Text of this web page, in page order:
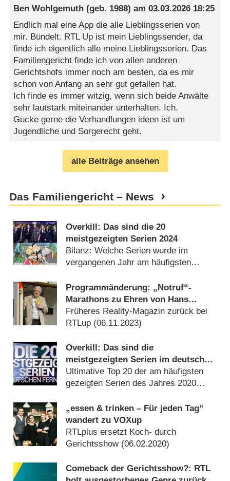
Ben Wohlgemuth (geb. 1988) am03.03.2026 18:25
Endlich mal eine App die alle Lieblingsserien von
mir. Bündelt. RTL Up ist mein Lieblingssender, da
finde ich eigentlich alle meine Lieblingsserien. Das
Familiengericht finde ich von allen anderen
Gerichtshofs immer noch am besten, da es mir
schon von Anfang an sehr gut gefallen hat.
Ich finde es immer witzig, wenn sich beide Anwälte
sehr lautstark miteinander unterhalten. Ich.
Gucke gerne die Verhandlungen ideen ist um
Jugendliche und Sorgerecht geht.
alle Beiträge ansehen
Das Familiengericht – News
Overkill: Das sind die 20
meistgezeigten Serien 2024
Bilanz: Welche Serien wurde im
vergangenen Jahr am häufigsten
Programmänderung: „Notruf“-
Marathons zu Ehren von Hans
Meiser
Früheres Reality-Magazin zurück bei
RTLup (06.11.2023)
Overkill: Das sind die
meistgezeigten Serien im deutschen
Free-TV
Ultimative Top 20 der am häufigsten
gezeigten Serien des Jahres 2020
„essen & trinken – Für jeden Tag“
wandert zu VOXup
RTLplus ersetzt Koch- durch
Gerichtsshow (06.02.2020)
Comeback der Gerichtsshow?: RTL